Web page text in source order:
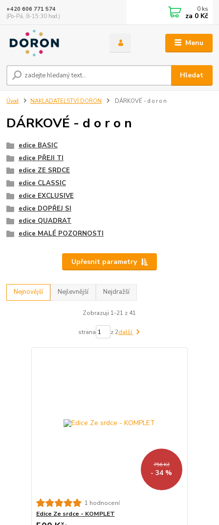
Menu
Hledat
+420 606 771 574
(Po-Pá, 8-15:30 hod.)
0 ks
za 0 Kč
Úvod NAKLADATELSTVÍ DORON DÁRKOVÉ - d o r o n
DÁRKOVÉ - d o r o n
edice BASIC
edice PŘEJI TI
edice ZE SRDCE
edice CLASSIC
edice EXCLUSIVE
edice DOPŘEJ SI
edice QUADRAT
edice MALÉ POZORNOSTI
Upřesnit parametry
Nejnovější Nejlevnější Nejdražší
Zobrazuji 1-21 z 41
strana z 2další
756 Kč
- 34 %
1 hodnocení
Edice Ze srdce - KOMPLET